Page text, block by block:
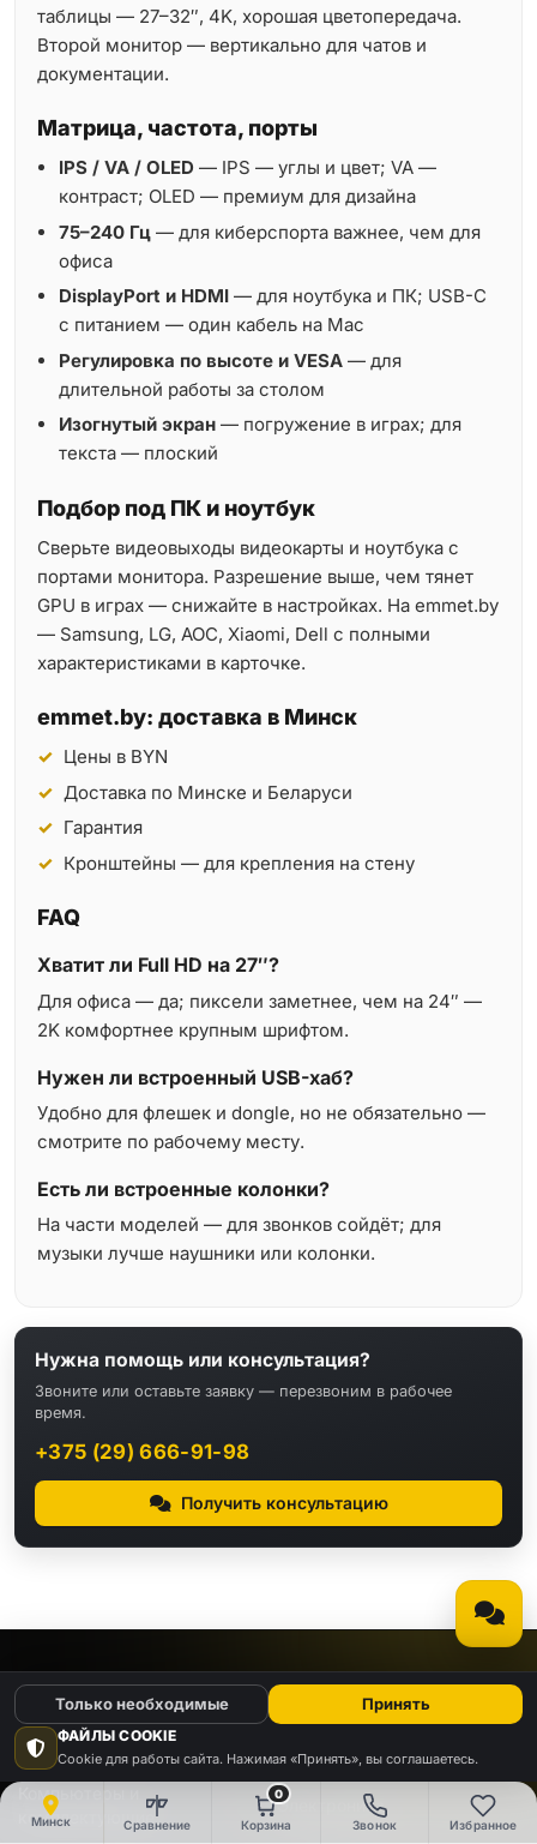
Минск Сравнение
0
Корзина Звонок Избранное
таблицы — 27–32″, 4K, хорошая цветопередача.
Второй монитор — вертикально для чатов и
документации.
Матрица, частота, порты
IPS / VA / OLED — IPS — углы и цвет; VA —
контраст; OLED — премиум для дизайна
75–240 Гц — для киберспорта важнее, чем для
офиса
DisplayPort и HDMI — для ноутбука и ПК; USB-C
с питанием — один кабель на Mac
Регулировка по высоте и VESA — для
длительной работы за столом
Изогнутый экран — погружение в играх; для
текста — плоский
Подбор под ПК и ноутбук
Сверьте видеовыходы видеокарты и ноутбука с
портами монитора. Разрешение выше, чем тянет
GPU в играх — снижайте в настройках. На emmet.by
— Samsung, LG, AOC, Xiaomi, Dell с полными
характеристиками в карточке.
emmet.by: доставка в Минск
Цены в BYN
Доставка по Минске и Беларуси
Гарантия
Кронштейны — для крепления на стену
FAQ
Хватит ли Full HD на 27″?
Для офиса — да; пиксели заметнее, чем на 24″ —
2K комфортнее крупным шрифтом.
Нужен ли встроенный USB-хаб?
Удобно для флешек и dongle, но не обязательно —
смотрите по рабочему месту.
Есть ли встроенные колонки?
На части моделей — для звонков сойдёт; для
музыки лучше наушники или колонки.
Нужна помощь или консультация?
Звоните или оставьте заявку — перезвоним в рабочее
время.
+375 (29) 666-91-98
Получить консультацию
КАТАЛОГ
Видео Аудио
Компьютеры и
комплектующие
Электроника
ФАЙЛЫ COOKIE
Cookie для работы сайта. Нажимая «Принять», вы соглашаетесь.
Только необходимые Принять